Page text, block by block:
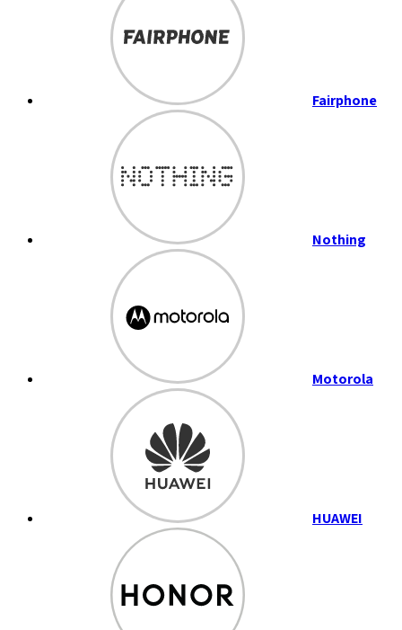
Fairphone
Nothing
Motorola
HUAWEI